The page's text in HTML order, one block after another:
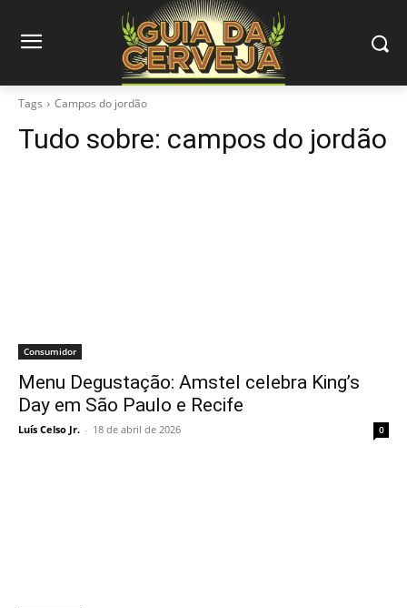
Tags Campos do jordão
Tudo sobre: campos do jordão
Consumidor
Menu Degustação: Amstel celebra King’s
Day em São Paulo e Recife
Luís Celso Jr. - 18 de abril de 2026 0